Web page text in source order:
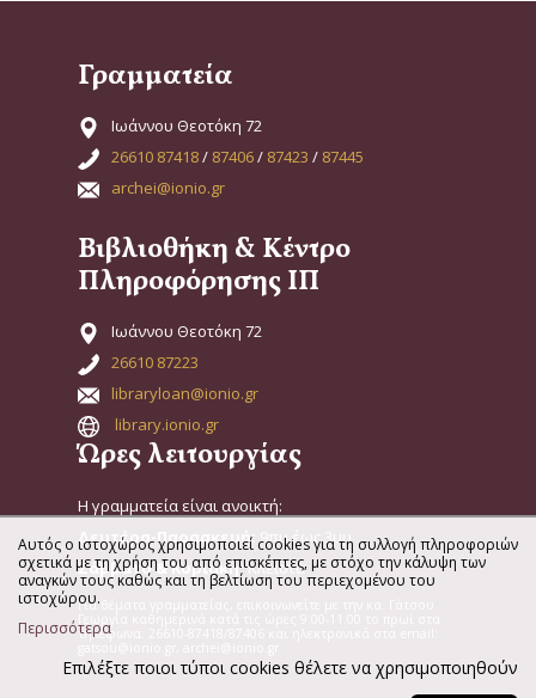
Γραμματεία
Ιωάννου Θεοτόκη 72
26610 87418/ 87406/ 87423 / 87445
archei@ionio.gr
Βιβλιοθήκη & Κέντρο
Πληροφόρησης ΙΠ
Ιωάννου Θεοτόκη 72
26610 87223
libraryloan@ionio.gr
library.ionio.gr
Ώρες λειτουργίας
Η γραμματεία είναι ανοικτή:
Δευτέρα-Παρασκευή: 9πμ έως 3μμ
Σάββατο & Κυριακή:Κλειστά
Για θέματα γραμματείας, επικοινωνείτε με την κα. Γάτσου
τηλέφωνα: 26610-87418/87406 και ηλεκτρονικά στα email:
Αυτός ο ιστοχώρος χρησιμοποιεί cookies για τη συλλογή πληροφοριών
σχετικά με τη χρήση του από επισκέπτες, με στόχο την κάλυψη των
αναγκών τους καθώς και τη βελτίωση του περιεχομένου του
ιστοχώρου.
Περισσότερα
Επιλέξτε ποιοι τύποι cookies θέλετε να χρησιμοποιηθούν